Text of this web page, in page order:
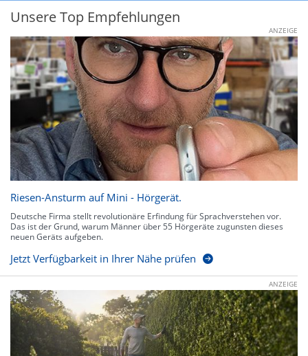
Unsere Top Empfehlungen
ANZEIGE
Riesen-Ansturm auf Mini - Hörgerät.
Deutsche Firma stellt revolutionäre Erfindung für Sprachverstehen vor.
Das ist der Grund, warum Männer über 55 Hörgeräte zugunsten dieses
neuen Geräts aufgeben.
Jetzt Verfügbarkeit in Ihrer Nähe prüfen
ANZEIGE